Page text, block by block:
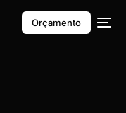
Orçamento